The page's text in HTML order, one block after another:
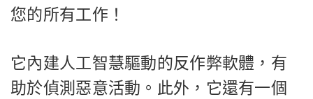
您的所有工作！
它內建人工智慧驅動的反作弊軟體，有
助於偵測惡意活動。此外，它還有一個